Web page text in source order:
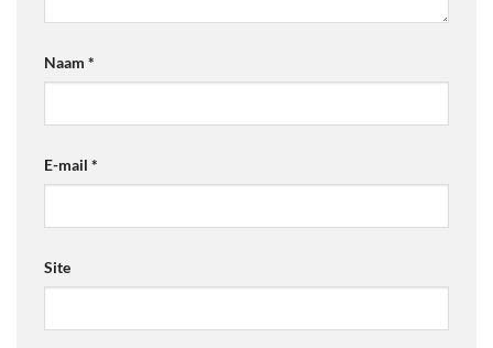
Naam *
E-mail *
Site